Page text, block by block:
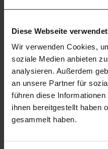
Diese Webseite
Wir verwenden Cookies,
soziale Medien anbieten
analysieren. Außerdem
an unsere Partner für
führen diese
ihnen bereitgestellt haben
gesammelt haben.